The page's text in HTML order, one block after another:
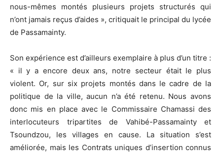
nous-mêmes montés plusieurs projets structurés qui
n’ont jamais reçus d’aides », critiquait le principal du lycée
de Passamainty.
Son expérience est d’ailleurs exemplaire à plus d’un titre :
« il y a encore deux ans, notre secteur était le plus
violent. Or, sur six projets montés dans le cadre de la
politique de la ville, aucun n’a été retenu. Nous avons
donc mis en place avec le Commissaire Chamassi des
interlocuteurs tripartites de Vahibé-Passamainty et
Tsoundzou, les villages en cause. La situation s’est
améliorée, mais les Contrats uniques d’insertion connus